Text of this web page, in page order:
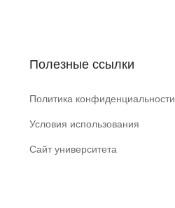
Полезные ссылки
Политика конфиденциальности
Условия использования
Сайт университета